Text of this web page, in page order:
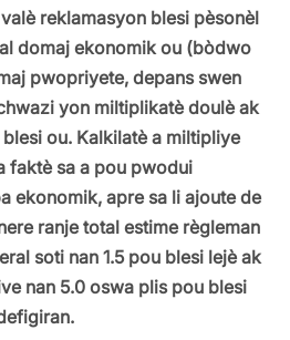
reklamasyon blesi pèsonèl
domaj ekonomik ou (bòdwo
pwopriyete, depans swen
yon miltiplikatè doulè ak
ou. Kalkilatè a miltipliye
faktè sa a pou pwodui
ekonomik, apre sa li ajoute de
ranje total estime règleman
soti nan 1.5 pou blesi lejè ak
nan 5.0 oswa plis pou blesi